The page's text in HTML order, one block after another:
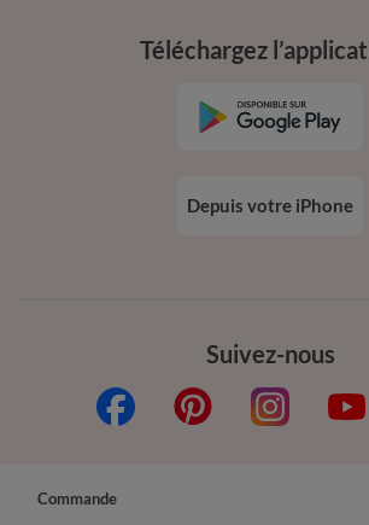
Suivez-nous
Téléchargez
Depuis votre iPhone
Commande